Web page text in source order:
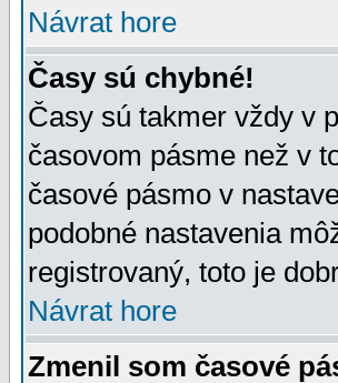
Návrat hore
Časy sú chybné!
Časy sú takmer vždy v
časovom pásme než v
časové pásmo v
podobné nastavenia
registrovaný, toto je
Návrat hore
Zmenil som časové